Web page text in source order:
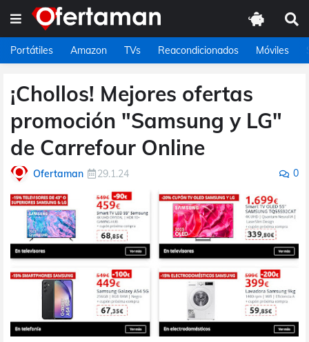
Portátiles Amazon TVs Reacondicionados Móviles
¡Chollos! Mejores ofertas
promoción "Samsung y LG"
de Carrefour Online
Ofertaman 29.1.24 0